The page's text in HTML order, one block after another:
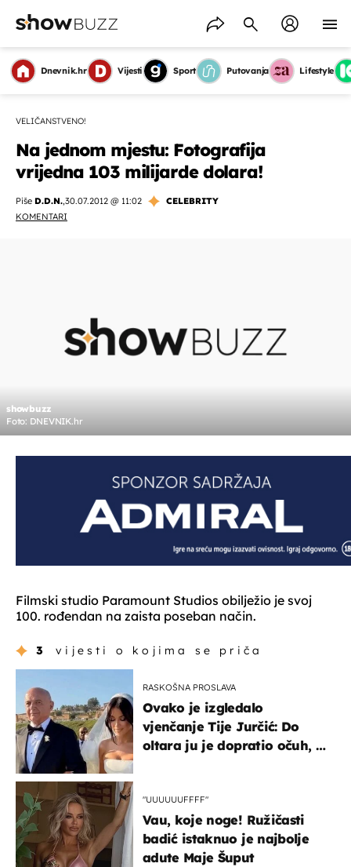
Dnevnik.hr Vijesti Sport Putovanja Lifestyle
VELIČANSTVENO!
Na jednom mjestu: Fotografija
vrijedna 103 milijarde dolara!
Piše D.D.N.,30.07.2012 @ 11:02
CELEBRITY
KOMENTARI
showbuzz
Foto: DNEVNIK.hr
Filmski studio Paramount Studios obilježio je svoj
100. rođendan na zaista poseban način.
3 vijesti o kojima se priča
RASKOŠNA PROSLAVA
Ovako je izgledalo
vjenčanje Tije Jurčić: Do
oltara ju je dopratio očuh, a
"UUUUUUFFFF"
Vau, koje noge! Ružičasti
badić istaknuo je najbolje
adute Maje Šuput